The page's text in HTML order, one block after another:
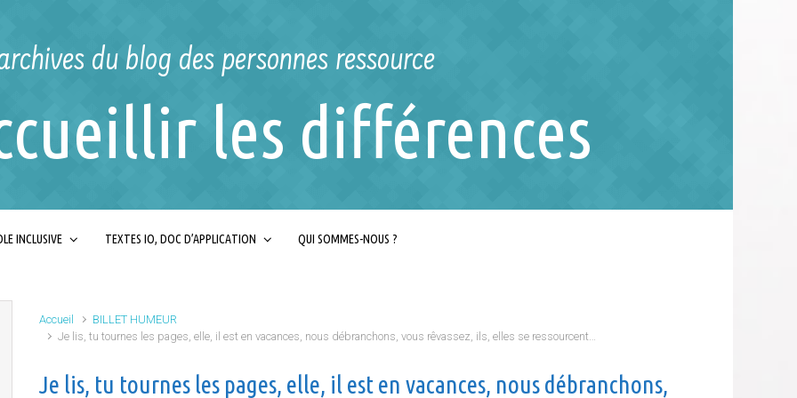
du blog des personnes ressource
les différences
INCLUSIVE TEXTES IO, DOC D’APPLICATION QUI SOMMES-NOUS ?
Accueil
BILLET HUMEUR
Je lis, tu tournes les pages, elle, il est en vacances, nous débranchons, vous rêvassez, ils, elles se ressourcent…
Je lis, tu tournes les pages, elle, il est en vacances, nous débranchons,